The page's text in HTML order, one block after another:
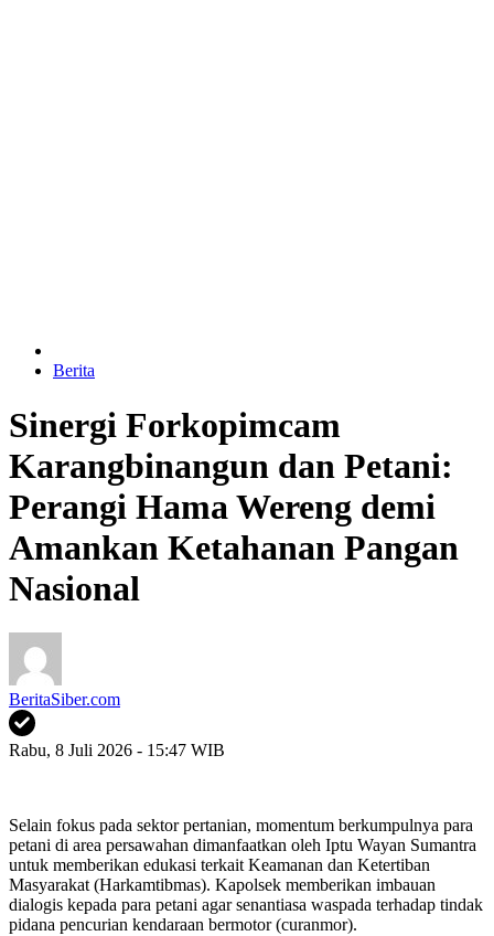
Berita
Sinergi Forkopimcam
Karangbinangun dan Petani:
Perangi Hama Wereng demi
Amankan Ketahanan Pangan
Nasional
BeritaSiber.com
Rabu, 8 Juli 2026 - 15:47 WIB
Selain fokus pada sektor pertanian, momentum berkumpulnya para
petani di area persawahan dimanfaatkan oleh Iptu Wayan Sumantra
untuk memberikan edukasi terkait Keamanan dan Ketertiban
Masyarakat (Harkamtibmas). Kapolsek memberikan imbauan
dialogis kepada para petani agar senantiasa waspada terhadap tindak
pidana pencurian kendaraan bermotor (curanmor).